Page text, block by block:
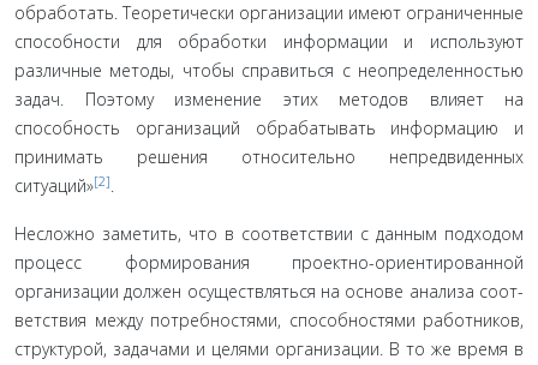
обработать. Теоретически организации имеют ограниченные
способно­сти для обработки информации и используют
различные методы, чтобы справиться с неопределенностью
задач. По­этому изменение этих методов влияет на
способность орга­низаций обрабатывать информацию и
принимать решения относительно непредвиденных
ситуаций»[2].
Несложно заметить, что в соответствии с данным под­ходом
процесс формирования проектно-ориентированной
организации должен осуществляться на основе анализа соот­
ветствия между потребностями, способностями работников,
структурой, задачами и целями организации. В то же время в